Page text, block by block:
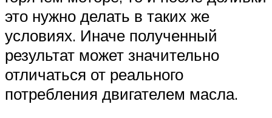
это нужно делать в таких же
условиях. Иначе полученный
результат может значительно
отличаться от реального
потребления двигателем масла.